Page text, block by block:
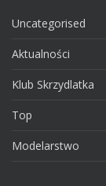
Uncategorised
Aktualności
Klub Skrzydlatka
Top
Modelarstwo